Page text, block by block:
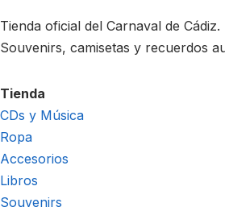
Tienda oficial del Carnaval de Cádiz.
Souvenirs, camisetas y recuerdos
Tienda
CDs y Música
Ropa
Accesorios
Libros
Souvenirs